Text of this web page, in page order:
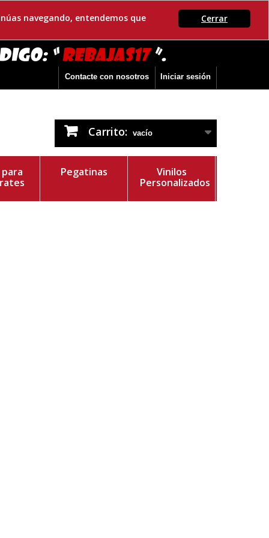
Cerrar
navegando, entendemos que
Iniciar sesión
Contacte con nosotros
Carrito: vacío
Pegatinas
Vinilos
Personalizados